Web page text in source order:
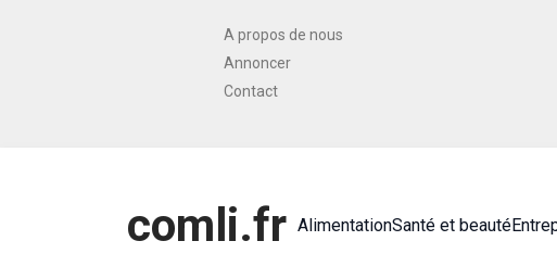
A propos de nous
Annoncer
Contact
comli.fr AlimentationSanté et beauté